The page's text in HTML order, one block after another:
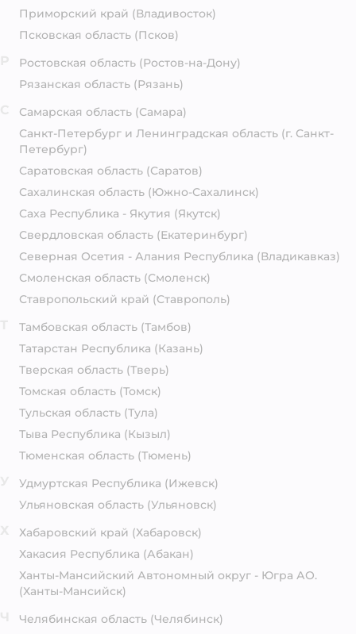
Приморский край (Владивосток)
Псковская область (Псков)
Ростовская область (Ростов-на-Дону)
Рязанская область (Рязань)
Самарская область (Самара)
Санкт-Петербург и Ленинградская область (г. Санкт-
Петербург)
Саратовская область (Саратов)
Сахалинская область (Южно-Сахалинск)
Саха Республика - Якутия (Якутск)
Свердловская область (Екатеринбург)
Северная Осетия - Алания Республика (Владикавказ)
Смоленская область (Смоленск)
Ставропольский край (Ставрополь)
Тамбовская область (Тамбов)
Татарстан Республика (Казань)
Тверская область (Тверь)
Томская область (Томск)
Тульская область (Тула)
Тыва Республика (Кызыл)
Тюменская область (Тюмень)
Удмуртская Республика (Ижевск)
Ульяновская область (Ульяновск)
Хабаровский край (Хабаровск)
Хакасия Республика (Абакан)
Ханты-Мансийский Автономный округ - Югра АО.
(Ханты-Мансийск)
Челябинская область (Челябинск)